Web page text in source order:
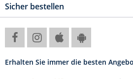
Sicher bestellen
Erhalten Sie immer die besten